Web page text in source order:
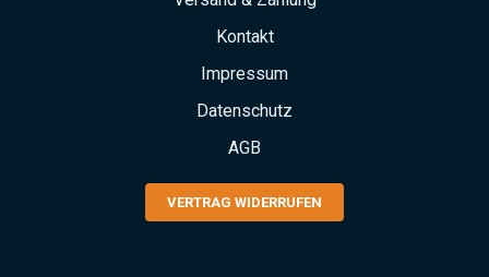
Kontakt
Impressum
Datenschutz
AGB
VERTRAG WIDERRUFEN